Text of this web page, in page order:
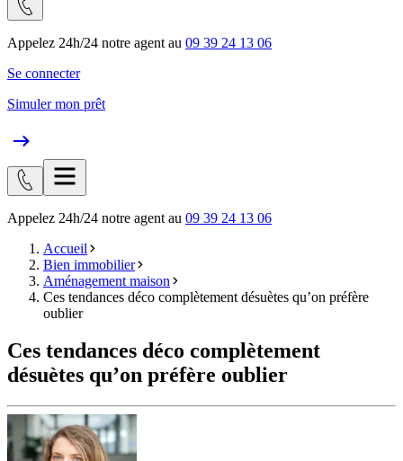
Appelez 24h/24 notre agent au 09 39 24 13 06
Se connecter
Simuler mon prêt
Appelez 24h/24 notre agent au 09 39 24 13 06
Accueil
Bien immobilier
Aménagement maison
Ces tendances déco complètement désuètes qu’on préfère
oublier
Ces tendances déco complètement
désuètes qu’on préfère oublier